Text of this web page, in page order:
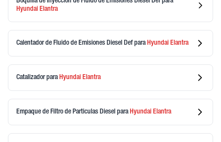
Hyundai Elantra
Calentador de Fluido de Emisiones Diesel Def para Hyundai Elantra
Catalizadorpara Hyundai Elantra
Empaque de Filtro de Particulas Diesel para Hyundai Elantra